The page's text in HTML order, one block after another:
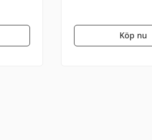
Köp nu